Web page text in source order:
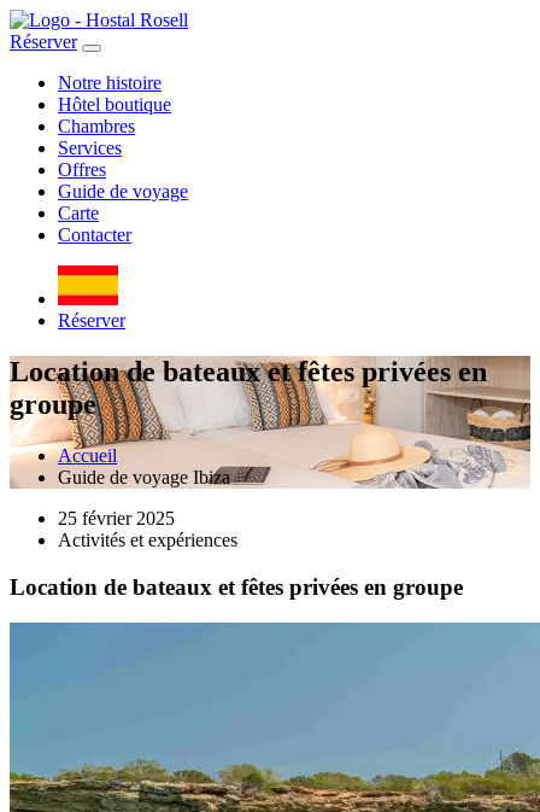
Réserver
Notre histoire
Hôtel boutique
Chambres
Services
Offres
Guide de voyage
Carte
Contacter
Réserver
Location de bateaux et fêtes privées en
groupe
Accueil
Guide de voyage Ibiza
25 février 2025
Activités et expériences
Location de bateaux et fêtes privées en groupe